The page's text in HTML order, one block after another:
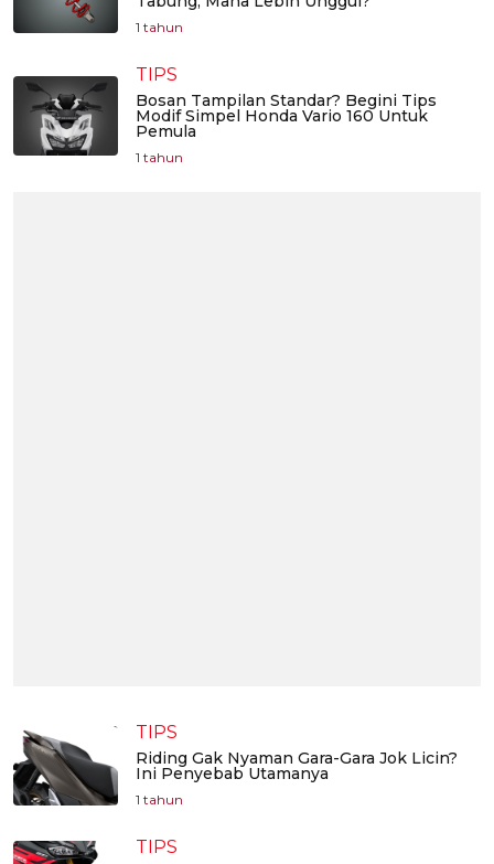
1 tahun
TIPS
Bosan Tampilan Standar? Begini Tips
Modif Simpel Honda Vario 160 Untuk
Pemula
1 tahun
TIPS
Riding Gak Nyaman Gara-Gara Jok Licin?
Ini Penyebab Utamanya
1 tahun
TIPS